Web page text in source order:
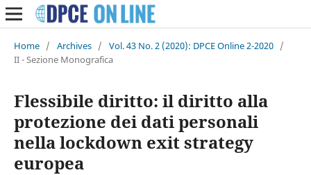
Home / Archives / Vol. 43 No. 2 (2020): DPCE Online 2-2020 /
II - Sezione Monografica
Flessibile diritto: il diritto alla
protezione dei dati personali
nella lockdown exit strategy
europea